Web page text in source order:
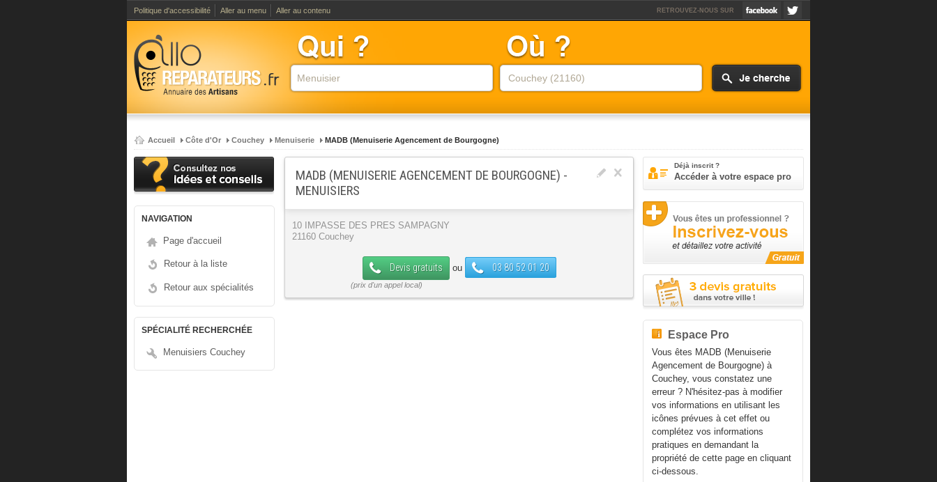
Politique d'accessibilité Aller au menu Aller au contenu RETROUVEZ-NOUS SUR
Accueil Côte d'Or Couchey Menuiserie MADB (Menuiserie Agencement de Bourgogne)
NAVIGATION
Page d'accueil
Retour à la liste
Retour aux spécialités
SPÉCIALITÉ RECHERCHÉE
Menuisiers Couchey
MADB (MENUISERIE AGENCEMENT DE BOURGOGNE) -
MENUISIERS
10 IMPASSE DES PRES SAMPAGNY
21160 Couchey
Devis gratuits ou 03 80 52 01 20
Déjà inscrit ?
Accéder à votre espace pro
Espace Pro
Vous êtes MADB (Menuiserie
Agencement de Bourgogne) à
Couchey, vous constatez une
erreur ? N'hésitez-pas à modifier
vos informations en utilisant les
icônes prévues à cet effet ou
complétez vos informations
pratiques en demandant la
propriété de cette page en cliquant
ci-dessous.